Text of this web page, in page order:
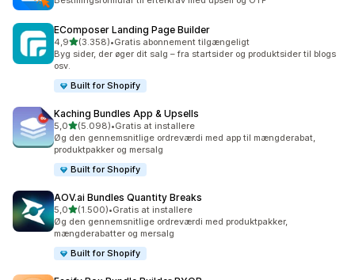
EComposer Landing Page Builder
4,9ud af 5 stjerner
(3.358)
3358 anmeldelser i alt
•Gratis abonnement tilgængeligt
Byg sider, der øger dit salg – fra startsider og produktsider til blogs
osv.
Built for Shopify
Kaching Bundles App & Upsells
5,0ud af 5 stjerner
(5.098)
5098 anmeldelser i alt
•Gratis at installere
Øg den gennemsnitlige ordreværdi med app til mængderabat,
produktpakker og mersalg
Built for Shopify
AOV.ai Bundles Quantity Breaks
5,0ud af 5 stjerner
(1.500)
1500 anmeldelser i alt
•Gratis at installere
Øg den gennemsnitlige ordreværdi med produktpakker,
mængderabatter og mersalg
Built for Shopify